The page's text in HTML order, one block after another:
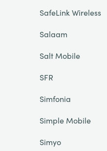
SafeLink Wireless
Salaam
Salt Mobile
SFR
Simfonia
Simple Mobile
Simyo